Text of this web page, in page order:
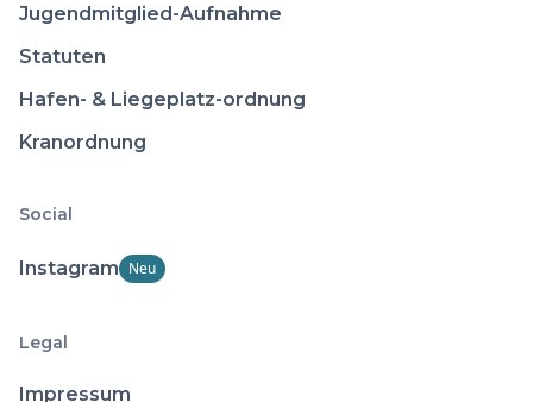
Jugendmitglied-Aufnahme
Statuten
Hafen- & Liegeplatz-ordnung
Kranordnung
Social
Instagram Neu
Legal
Impressum